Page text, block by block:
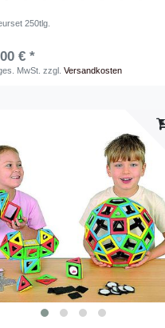
250tlg.
€ *
MwSt. zzgl.Versandkosten